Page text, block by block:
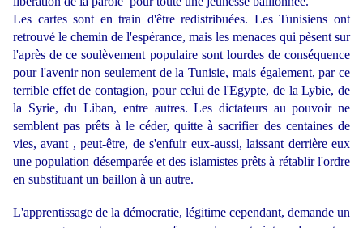
Les cartes sont en train d'être redistribuées. Les Tunisiens ont
retrouvé le chemin de l'espérance, mais les menaces qui pèsent sur
l'après de ce soulèvement populaire sont lourdes de conséquence
pour l'avenir non seulement de la Tunisie, mais également, par ce
terrible effet de contagion, pour celui de l'Egypte, de la Lybie, de
la Syrie, du Liban, entre autres. Les dictateurs au pouvoir ne
semblent pas prêts à le céder, quitte à sacrifier des centaines de
vies, avant , peut-être, de s'enfuir eux-aussi, laissant derrière eux
une population désemparée et des islamistes prêts à rétablir l'ordre
en substituant un baillon à un autre.
L'apprentissage de la démocratie, légitime cependant, demande un